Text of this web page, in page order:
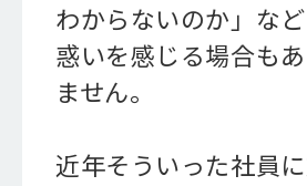
わからないのか」な
惑いを感じる場合も
ません。
近年そういった社員